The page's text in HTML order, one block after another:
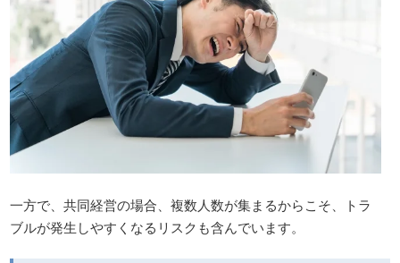
一方で、共同経営の場合、複数人数が集まるからこそ、トラ
ブルが発生しやすくなるリスクも含んでいます。